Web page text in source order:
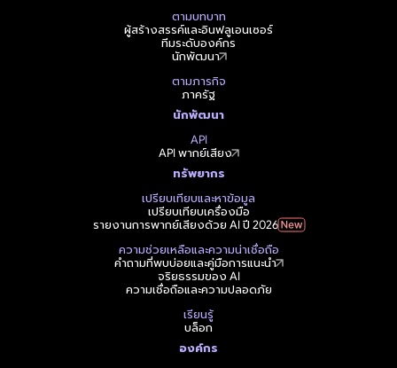
ตามบทบาท
ผู้สร้างสรรค์และอินฟลูเอนเซอร์
ทีมระดับองค์กร
นักพัฒนา
ตามภารกิจ
ภาครัฐ
นักพัฒนา
API
API พากย์เสียง
ทรัพยากร
เปรียบเทียบและหาข้อมูล
เปรียบเทียบเครื่องมือ
รายงานการพากย์เสียงด้วย AI ปี 2026
ความช่วยเหลือและความน่าเชื่อถือ
คำถามที่พบบ่อยและคู่มือการแนะนำ
จริยธรรมของ AI
ความเชื่อถือและความปลอดภัย
เรียนรู้
บล็อก
องค์กร